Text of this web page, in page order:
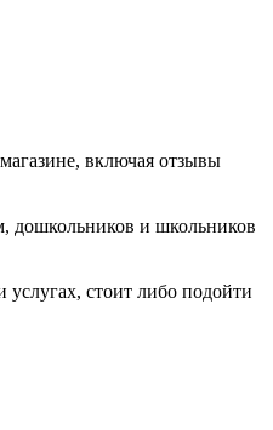
включая отзывы
дошкольников и школьников
услугах, стоит либо подойти